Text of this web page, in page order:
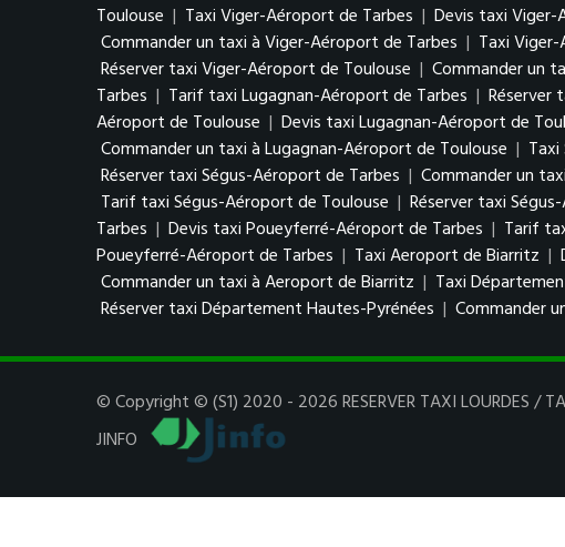
Toulouse | Taxi Viger-Aéroport de Tarbes | Devis taxi
Commander un taxi à Viger-Aéroport de Tarbes | Taxi
Réserver taxi Viger-Aéroport de Toulouse | Commander un
Tarbes | Tarif taxi Lugagnan-Aéroport de Tarbes | Réserver
Aéroport de Toulouse | Devis taxi Lugagnan-Aéroport de
Commander un taxi à Lugagnan-Aéroport de Toulouse |
Réserver taxi Ségus-Aéroport de Tarbes | Commander un
Tarif taxi Ségus-Aéroport de Toulouse | Réserver taxi
Tarbes | Devis taxi Poueyferré-Aéroport de Tarbes | Tarif
Poueyferré-Aéroport de Tarbes | Taxi Aeroport de Biarritz |
Commander un taxi à Aeroport de Biarritz | Taxi
Réserver taxi Département Hautes-Pyrénées | Commander
© Copyright © (S1) 2020 - 2026 RESERVER TAXI LOURDES /
JINFO